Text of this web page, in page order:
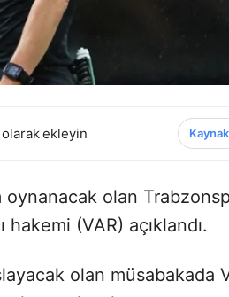
olarak ekleyin
oynanacak olan
(VAR) açıklandı.
olan müsabakada